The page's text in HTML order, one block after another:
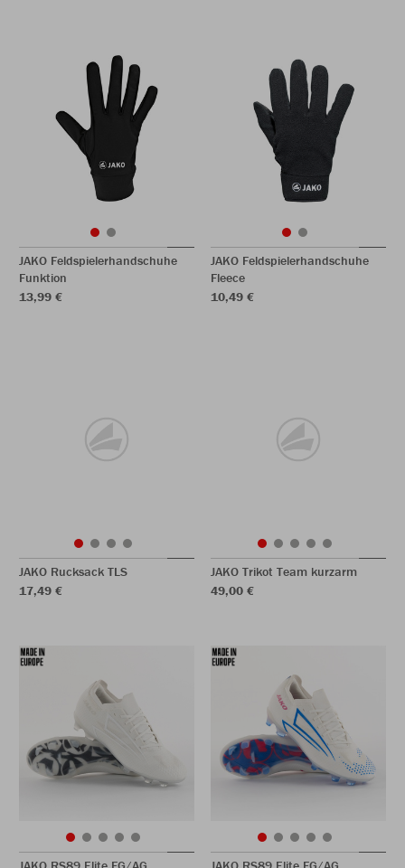
JAKO Feldspielerhandschuhe
Funktion
13,99 €
JAKO Feldspielerhandschuhe
Fleece
10,49 €
JAKO Rucksack TLS
17,49 €
JAKO Trikot Team kurzarm
49,00 €